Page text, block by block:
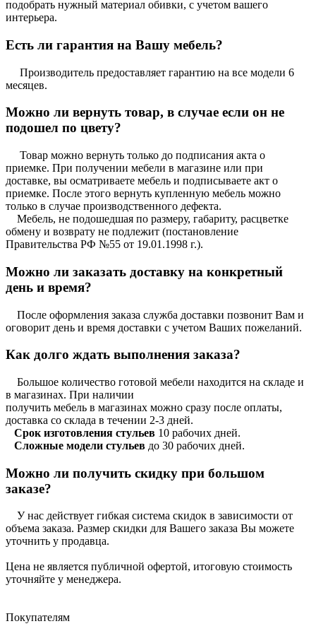
подобрать нужный материал обивки, с учетом вашего
интерьера.
Есть ли гарантия на Вашу мебель?
Производитель предоставляет гарантию на все модели 6
месяцев.
Можно ли вернуть товар, в случае если он не
подошел по цвету?
Товар можно вернуть только до подписания акта о
приемке. При получении мебели в магазине или при
доставке, вы осматриваете мебель и подписываете акт о
приемке. После этого вернуть купленную мебель можно
только в случае производственного дефекта.
Мебель, не подошедшая по размеру, габариту, расцветке
обмену и возврату не подлежит (постановление
Правительства РФ №55 от 19.01.1998 г.).
Можно ли заказать доставку на конкретный
день и время?
После оформления заказа служба доставки позвонит Вам и
оговорит день и время доставки с учетом Ваших пожеланий.
Как долго ждать выполнения заказа?
Большое количество готовой мебели находится на складе и
в магазинах. При наличии
получить мебель в магазинах можно сразу после оплаты,
доставка со склада в течении 2-3 дней.
Срок изготовления стульев 10 рабочих дней.
Сложные модели стульев до 30 рабочих дней.
Можно ли получить скидку при большом
заказе?
У нас действует гибкая система скидок в зависимости от
объема заказа. Размер скидки для Вашего заказа Вы можете
уточнить у продавца.
Цена не является публичной офертой, итоговую стоимость
уточняйте у менеджера.
Покупателям